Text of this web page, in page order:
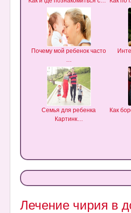
Почему мой ребенок часто
Семья для ребенка
Картинк…
Как
Лечение чирия в